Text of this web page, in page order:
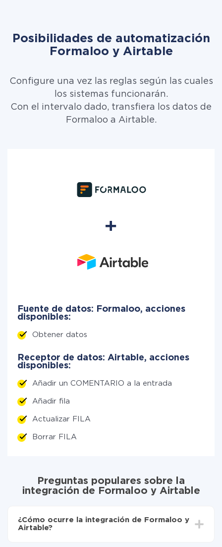
Posibilidades de automatización
Formaloo y Airtable
Configure una vez las reglas según las cuales
los sistemas funcionarán.
Con el intervalo dado, transfiera los datos de
Formaloo a Airtable.
Fuente de datos: Formaloo, acciones
disponibles:
Obtener datos
Receptor de datos: Airtable, acciones
disponibles:
Añadir un COMENTARIO a la entrada
Añadir fila
Actualizar FILA
Borrar FILA
Preguntas populares sobre la
integración de Formaloo y Airtable
¿Cómo ocurre la integración de Formaloo y
Airtable?